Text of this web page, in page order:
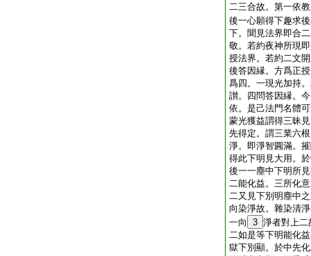
二三合故。第一依
後一心願得下趣求
下。聞見法界即合
敬。若約夜神所現
授法界。若約二文
後答因縁。方爲正
爲四。一現光加持
讃。四問答因縁。
依。是己法門名體
蒙光獲益謂得三昧
先得定。謂三業六
淨。即淨智圓滿。
得此下明見大用。
後一一塵中下明所
二能化益。三所化
二又見下別明塵中
向染淨故。雜染清
一向
3 淨者對上二
二如是等下明能化
獄下別顯。於中先